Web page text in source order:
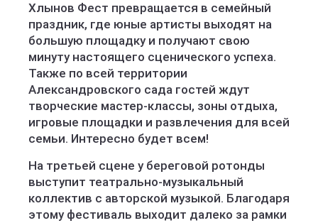
Хлынов Фест превращается в семейный
праздник, где юные артисты выходят на
большую площадку и получают свою
минуту настоящего сценического успеха.
Также по всей территории
Александровского сада гостей ждут
творческие мастер-классы, зоны отдыха,
игровые площадки и развлечения для всей
семьи. Интересно будет всем!
На третьей сцене у береговой ротонды
выступит театрально-музыкальный
коллектив с авторской музыкой. Благодаря
этому фестиваль выходит далеко за рамки